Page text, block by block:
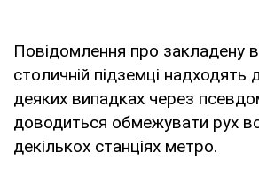
Повідомлення про закладену
столичній підземці надходять
деяких випадках через
доводиться обмежувати рух
декількох станціях метро.